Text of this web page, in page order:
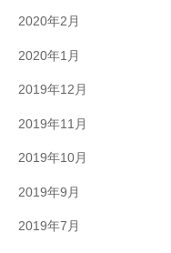
2020年2月
2020年1月
2019年12月
2019年11月
2019年10月
2019年9月
2019年7月